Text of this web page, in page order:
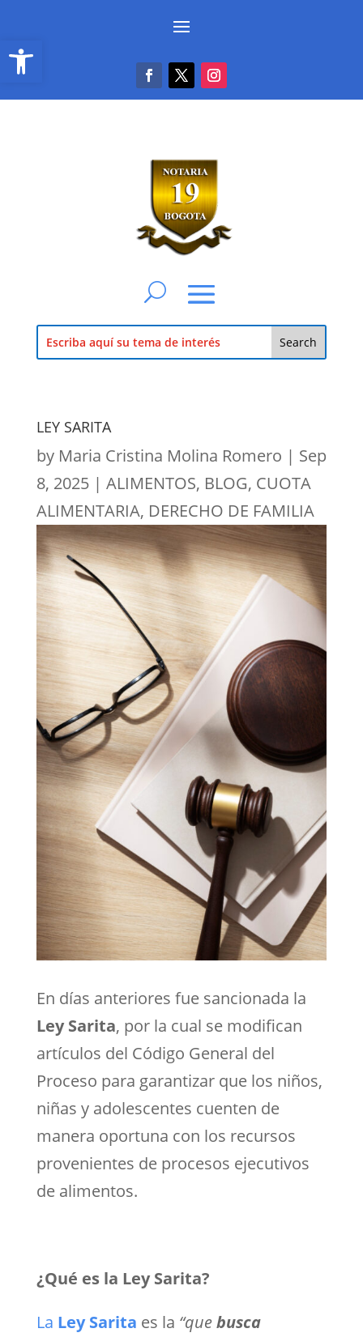
Abrir barra de herramientas
LEY SARITA
by Maria Cristina Molina Romero | Sep
8, 2025| ALIMENTOS, BLOG, CUOTA
ALIMENTARIA, DERECHO DE FAMILIA
En días anteriores fue sancionada la
Ley Sarita, por la cual se modifican
artículos del Código General del
Proceso para garantizar que los niños,
niñas y adolescentes cuenten de
manera oportuna con los recursos
provenientes de procesos ejecutivos
de alimentos.
¿Qué es la Ley Sarita?
La Ley Sarita es la “quebusca